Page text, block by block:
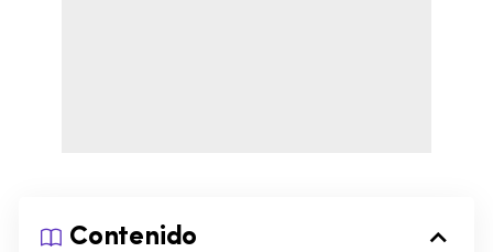
Contenido